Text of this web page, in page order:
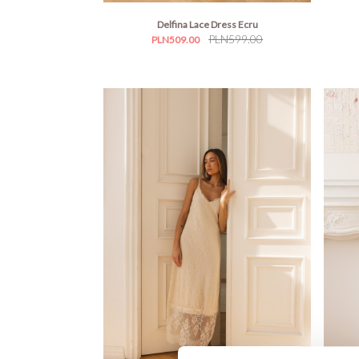
Delfina Lace Dress Ecru
Price
PLN509.00
Regular
PLN599.00